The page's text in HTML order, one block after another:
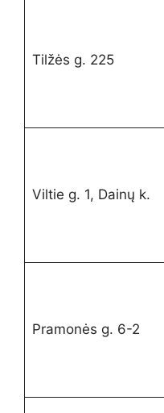
Tilžės g. 225
Viltie g. 1, Dainų k.
Pramonės g. 6-2